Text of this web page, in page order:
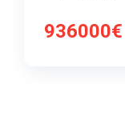
936000€